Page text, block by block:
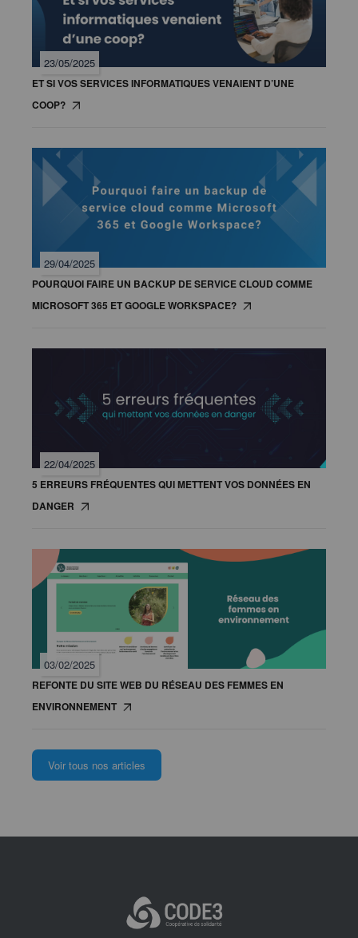
23/05/2025
ET SI VOS SERVICES INFORMATIQUES VENAIENT D’UNE
COOP?
29/04/2025
POURQUOI FAIRE UN BACKUP DE SERVICE CLOUD COMME
MICROSOFT 365 ET GOOGLE WORKSPACE?
22/04/2025
5 ERREURS FRÉQUENTES QUI METTENT VOS DONNÉES EN
DANGER
03/02/2025
REFONTE DU SITE WEB DU RÉSEAU DES FEMMES EN
ENVIRONNEMENT
Voir tous nos articles